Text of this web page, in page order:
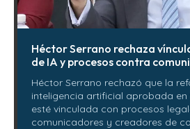
Héctor Serrano rechaza
de IA y procesos contra
Héctor Serrano rechazó que la
inteligencia artificial aprobada en
esté vinculada con procesos
comunicadores y creadores de